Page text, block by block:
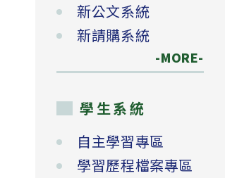
新公文系統
新請購系統
-MORE-
學生系統
自主學習專區
學習歷程檔案專區